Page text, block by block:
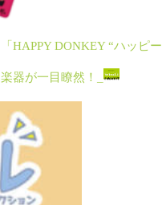
「HAPPY DONKEY “ハッ
楽器が一目瞭然！_